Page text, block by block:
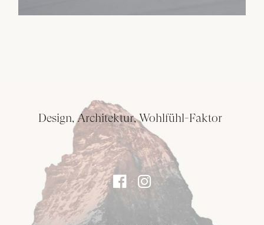
Design, Architektur, Wohlfühl-Faktor